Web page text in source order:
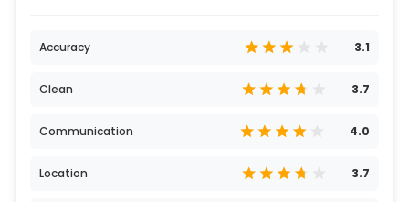
Accuracy 3.1
Clean 3.7
Communication 4.0
Location 3.7